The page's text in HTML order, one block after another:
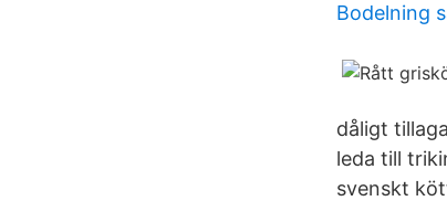
Bodelning
dåligt
leda till
svenskt